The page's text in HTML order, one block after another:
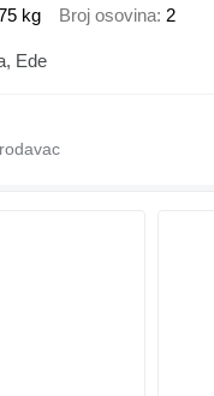
kg Broj osovina 2
Ede